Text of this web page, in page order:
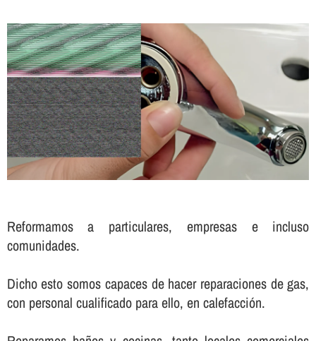
Reformamos a particulares, empresas e incluso
comunidades.
Dicho esto somos capaces de hacer reparaciones de gas,
con personal cualificado para ello, en calefacción.